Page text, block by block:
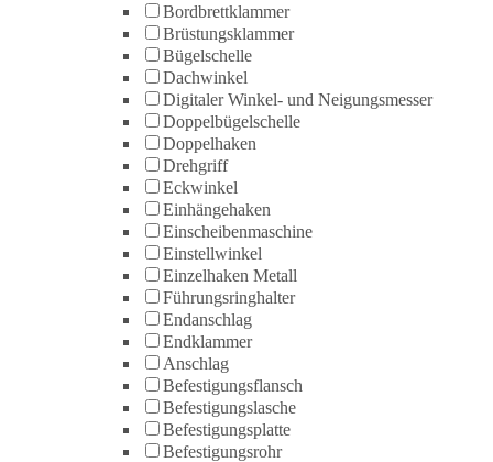
Bordbrettklammer
Brüstungsklammer
Bügelschelle
Dachwinkel
Digitaler Winkel- und Neigungsmesser
Doppelbügelschelle
Doppelhaken
Drehgriff
Eckwinkel
Einhängehaken
Einscheibenmaschine
Einstellwinkel
Einzelhaken Metall
Führungsringhalter
Endanschlag
Endklammer
Anschlag
Befestigungsflansch
Befestigungslasche
Befestigungsplatte
Befestigungsrohr